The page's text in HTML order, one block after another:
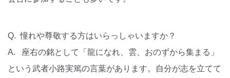
Q. 憧れや尊敬する方はいらっしゃいますか？
A. 座右の銘として「龍になれ、雲、おのずから集まる」
という武者小路実篤の言葉があります。自分が志を立てて